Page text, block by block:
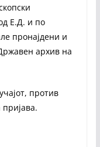
Е.Д. и по
пронајдени и
архив на
против